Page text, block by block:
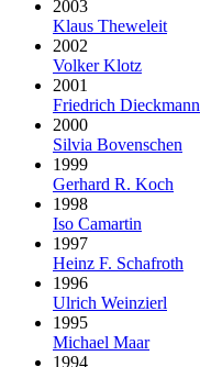
2003
Klaus Theweleit
2002
Volker Klotz
2001
Friedrich Dieckmann
2000
Silvia Bovenschen
1999
Gerhard R. Koch
1998
Iso Camartin
1997
Heinz F. Schafroth
1996
Ulrich Weinzierl
1995
Michael Maar
1994